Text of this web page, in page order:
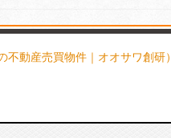
不動産売買物件｜オオサワ創研）